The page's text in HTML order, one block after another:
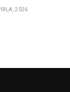
2026